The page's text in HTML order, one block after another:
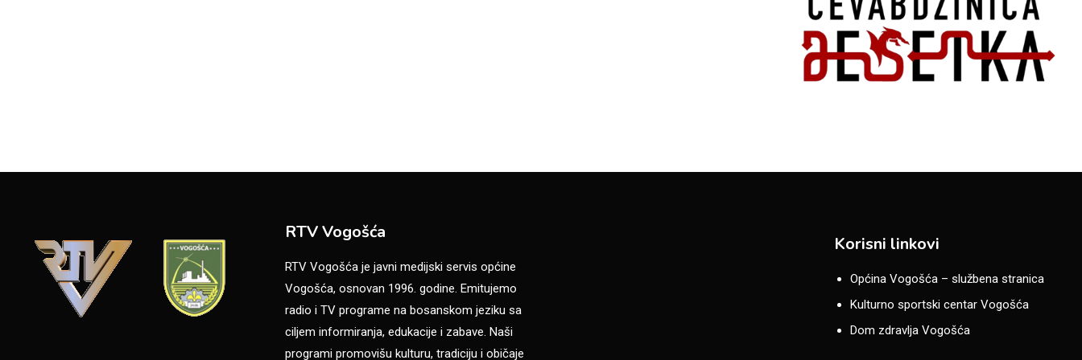
RTV Vogošća
RTV Vogošća je javni medijski servis općine
Vogošća, osnovan 1996. godine. Emitujemo
radio i TV programe na bosanskom jeziku sa
ciljem informiranja, edukacije i zabave. Naši
programi promovišu kulturu, tradiciju i običaje
Korisni linkovi
Općina Vogošća – službena stranica
Kulturno sportski centar Vogošća
Dom zdravlja Vogošća